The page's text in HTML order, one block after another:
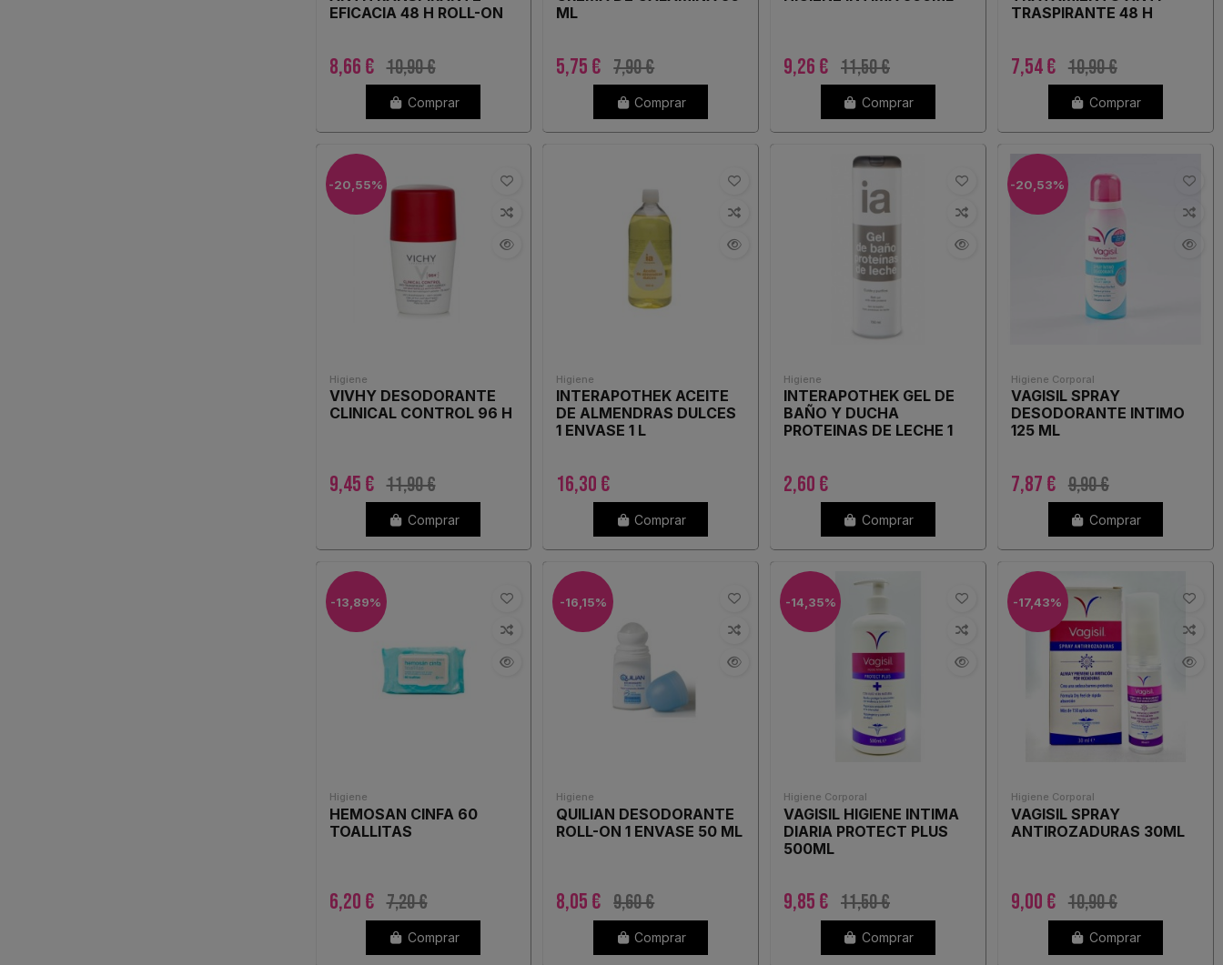
EFICACIA 48 H ROLL-ON
8,66 € 10,90 €
Comprar
ML
5,75 € 7,90 €
Comprar
9,26 € 11,50 €
Comprar
TRASPIRANTE 48 H
7,54 € 10,90 €
Comprar
-20,55%
Higiene
VIVHY DESODORANTE
CLINICAL CONTROL 96 H
9,45 € 11,90 €
Comprar
Higiene
INTERAPOTHEK ACEITE
DE ALMENDRAS DULCES
1 ENVASE 1 L
16,30 €
Comprar
Higiene
INTERAPOTHEK GEL DE
BAÑO Y DUCHA
PROTEINAS DE LECHE 1
2,60 €
Comprar
-20,53%
Higiene Corporal
VAGISIL SPRAY
DESODORANTE INTIMO
125 ML
7,87 € 9,90 €
Comprar
-13,89%
Higiene
HEMOSAN CINFA 60
TOALLITAS
6,20 € 7,20 €
Comprar
-16,15%
Higiene
QUILIAN DESODORANTE
ROLL-ON 1 ENVASE 50 ML
8,05 € 9,60 €
Comprar
-14,35%
Higiene Corporal
VAGISIL HIGIENE INTIMA
DIARIA PROTECT PLUS
500ML
9,85 € 11,50 €
Comprar
-17,43%
Higiene Corporal
VAGISIL SPRAY
ANTIROZADURAS 30ML
9,00 € 10,90 €
Comprar